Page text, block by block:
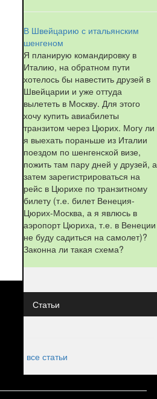
В Швейцарию с итальянским
шенгеном
Я планирую командировку в
Италию, на обратном пути
хотелось бы навестить друзей в
Швейцарии и уже оттуда
вылететь в Москву. Для этого
хочу купить авиабилеты
транзитом через Цюрих. Могу ли
я выехать пораньше из Италии
поездом по шенгенской визе,
пожить там пару дней у друзей, а
затем зарегистрироваться на
рейс в Цюрихе по транзитному
билету (т.е. билет Венеция-
Цюрих-Москва, а я явлюсь в
аэропорт Цюриха, т.е. в Венеции
не буду садиться на самолет)?
Законна ли такая схема?
Статьи
все статьи